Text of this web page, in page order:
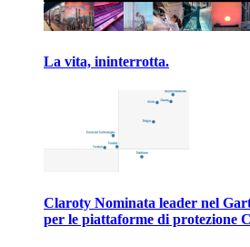
La vita, ininterrotta.
Claroty Nominata leader nel
per le piattaforme di protezione